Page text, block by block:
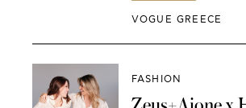
VOGUE GREECE
FASHION